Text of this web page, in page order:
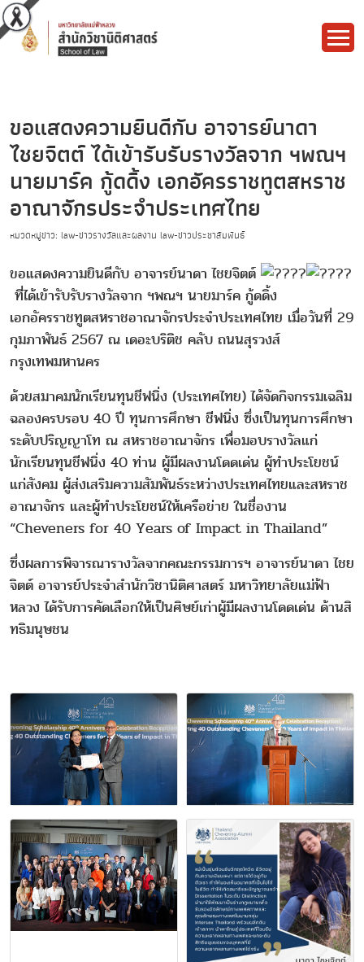
ขอแสดงความยินดีกับ อาจารย์นาดา
ไชยจิตต์ ได้เข้ารับรับรางวัลจาก ฯพณฯ
นายมาร์ค กู้ดดิ้ง เอกอัครราชทูตสหราช
อาณาจักรประจําประเทศไทย
หมวดหมู่ข่าว: law-ข่าวรางวัลและผลงาน law-ข่าวประชาสัมพันธ์
ขอแสดงความยินดีกับ อาจารย์นาดา ไชยจิตต์
ที่ได้เข้ารับรับรางวัลจาก ฯพณฯ นายมาร์ค กู้ดดิ้ง
เอกอัครราชทูตสหราชอาณาจักรประจําประเทศไทย เมื่อวันที่ 29
กุมภาพันธ์ 2567 ณ เดอะบริติช คลับ ถนนสุรวงส์
กรุงเทพมหานคร
ด้วยสมาคมนักเรียนทุนชีฟนิ่ง (ประเทศไทย) ได้จัดกิจกรรมเฉลิม
ฉลองครบรอบ 40 ปี ทุนการศึกษา ชีฟนิ่ง ซึ่งเป็นทุนการศึกษา
ระดับปริญญาโท ณ สหราชอาณาจักร เพื่อมอบรางวัลแก่
นักเรียนทุนชีฟนิ่ง 40 ท่าน ผู้มีผลงานโดดเด่น ผู้ทําประโยชน์
แก่สังคม ผู้ส่งเสริมความสัมพันธ์ระหว่างประเทศไทยและสหราช
อาณาจักร และผู้ทําประโยชน์ให้เครือข่าย ในชื่องาน
“Cheveners for 40 Years of Impact in Thailand”
ซึ่งผลการพิจารณารางวัลจากคณะกรรมการฯ อาจารย์นาดา ไชย
จิตต์ อาจารย์ประจำสำนักวิชานิติศาสตร์ มหาวิทยาลัยแม่ฟ้า
หลวง ได้รับการคัดเลือกให้เป็นศิษย์เก่าผู้มีผลงานโดดเด่น ด้านสิ
ทธิมนุษชน